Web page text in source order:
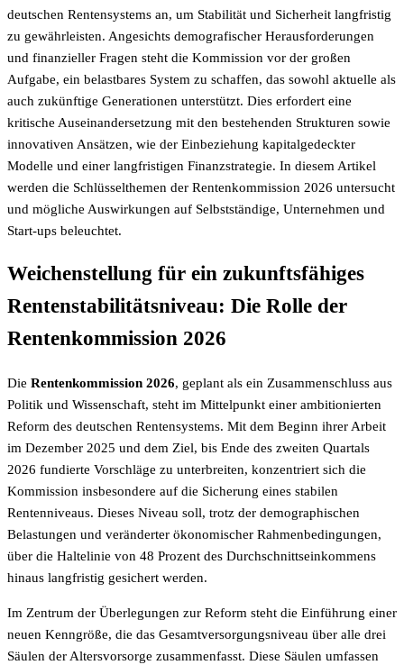
deutschen Rentensystems an, um Stabilität und Sicherheit langfristig
zu gewährleisten. Angesichts demografischer Herausforderungen
und finanzieller Fragen steht die Kommission vor der großen
Aufgabe, ein belastbares System zu schaffen, das sowohl aktuelle als
auch zukünftige Generationen unterstützt. Dies erfordert eine
kritische Auseinandersetzung mit den bestehenden Strukturen sowie
innovativen Ansätzen, wie der Einbeziehung kapitalgedeckter
Modelle und einer langfristigen Finanzstrategie. In diesem Artikel
werden die Schlüsselthemen der Rentenkommission 2026 untersucht
und mögliche Auswirkungen auf Selbstständige, Unternehmen und
Start-ups beleuchtet.
Weichenstellung für ein zukunftsfähiges
Rentenstabilitätsniveau: Die Rolle der
Rentenkommission 2026
Die Rentenkommission 2026, geplant als ein Zusammenschluss aus
Politik und Wissenschaft, steht im Mittelpunkt einer ambitionierten
Reform des deutschen Rentensystems. Mit dem Beginn ihrer Arbeit
im Dezember 2025 und dem Ziel, bis Ende des zweiten Quartals
2026 fundierte Vorschläge zu unterbreiten, konzentriert sich die
Kommission insbesondere auf die Sicherung eines stabilen
Rentenniveaus. Dieses Niveau soll, trotz der demographischen
Belastungen und veränderter ökonomischer Rahmenbedingungen,
über die Haltelinie von 48 Prozent des Durchschnittseinkommens
hinaus langfristig gesichert werden.
Im Zentrum der Überlegungen zur Reform steht die Einführung einer
neuen Kenngröße, die das Gesamtversorgungsniveau über alle drei
Säulen der Altersvorsorge zusammenfasst. Diese Säulen umfassen